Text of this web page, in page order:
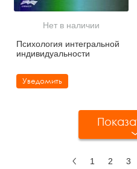
Нет в наличии
Психология интегральной
индивидуальности
Уведомить
1 2 3